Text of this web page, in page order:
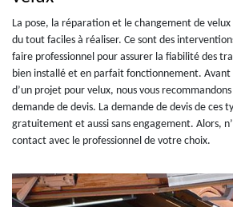
La pose, la réparation et le changement de
du tout faciles à réaliser. Ce sont des
faire professionnel pour assurer la fiabilité des
bien installé et en parfait fonctionnement. Avant
d’un projet pour velux, nous vous
demande de devis. La demande de devis de ces
gratuitement et aussi sans engagement. Alors,
contact avec le professionnel de votre choix.